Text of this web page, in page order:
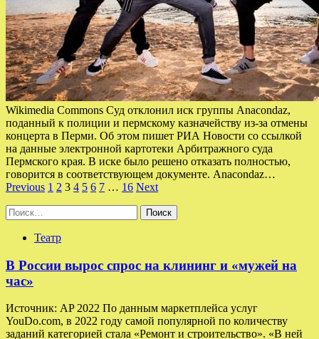
Wikimedia Commons Суд отклонил иск группы Anacondaz,
поданный к полиции и пермскому казначейству из-за отмены
концерта в Перми. Об этом пишет РИА Новости со ссылкой
на данные электронной картотеки Арбитражного суда
Пермского края. В иске было решено отказать полностью,
говорится в соответствующем документе. Anacondaz…
Пагинация
записей
Previous 1 2 3 4 5 6 7 … 16 Next
Найти:
Театр
В России вырос спрос на клининг и «мужей на
час»
Источник: AP 2022 По данным маркетплейса услуг
YouDo.com, в 2022 году самой популярной по количеству
заданий категорией стала «Ремонт и строительство». «В ней